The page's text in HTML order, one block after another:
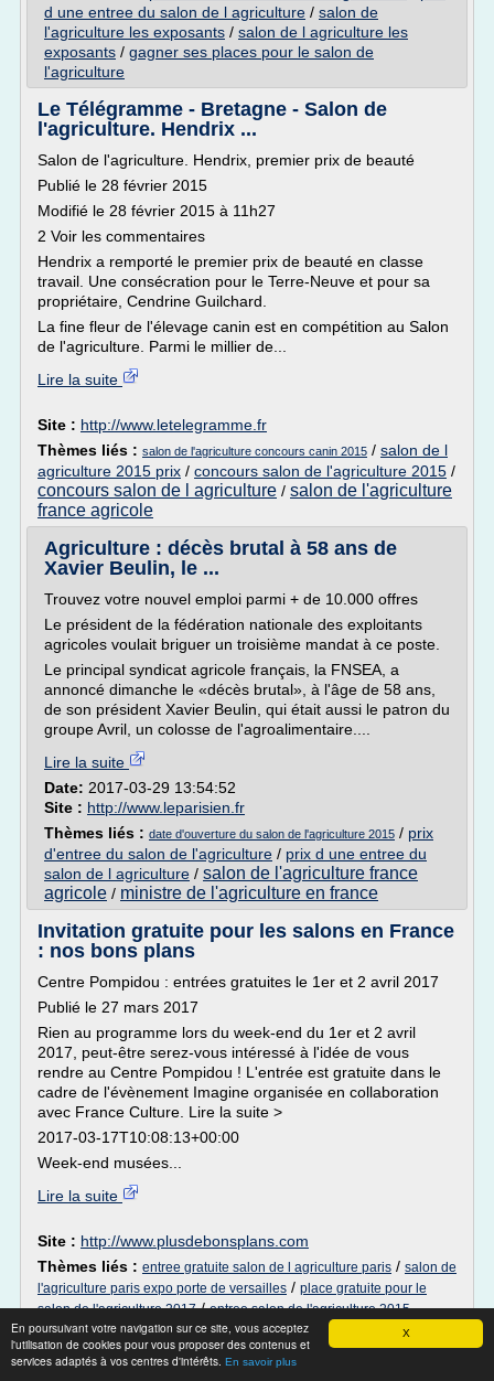
X
En poursuivant votre navigation sur ce site, vous acceptez
l'utilisation de cookies pour vous proposer des contenus et
services adaptés à vos centres d'intérêts. En savoir plus
d une entree du salon de l agriculture / salon de
l'agriculture les exposants / salon de l agriculture les
exposants / gagner ses places pour le salon de
l'agriculture
Le Télégramme - Bretagne - Salon de
l'agriculture. Hendrix ...
Salon de l'agriculture. Hendrix, premier prix de beauté
Publié le 28 février 2015
Modifié le 28 février 2015 à 11h27
2 Voir les commentaires
Hendrix a remporté le premier prix de beauté en classe
travail. Une consécration pour le Terre-Neuve et pour sa
propriétaire, Cendrine Guilchard.
La fine fleur de l'élevage canin est en compétition au Salon
de l'agriculture. Parmi le millier de...
Lire la suite
Site : http://www.letelegramme.fr
Thèmes liés : salon de l'agriculture concours canin 2015 / salon de l
agriculture 2015 prix / concours salon de l'agriculture 2015 /
concours salon de l agriculture / salon de l'agriculture
france agricole
Agriculture : décès brutal à 58 ans de
Xavier Beulin, le ...
Trouvez votre nouvel emploi parmi + de 10.000 offres
Le président de la fédération nationale des exploitants
agricoles voulait briguer un troisième mandat à ce poste.
Le principal syndicat agricole français, la FNSEA, a
annoncé dimanche le «décès brutal», à l'âge de 58 ans,
de son président Xavier Beulin, qui était aussi le patron du
groupe Avril, un colosse de l'agroalimentaire....
Lire la suite
Date: 2017-03-29 13:54:52
Site : http://www.leparisien.fr
Thèmes liés : date d'ouverture du salon de l'agriculture 2015 / prix
d'entree du salon de l'agriculture / prix d une entree du
salon de l agriculture / salon de l'agriculture france
agricole / ministre de l'agriculture en france
Invitation gratuite pour les salons en France
: nos bons plans
Centre Pompidou : entrées gratuites le 1er et 2 avril 2017
Publié le 27 mars 2017
Rien au programme lors du week-end du 1er et 2 avril
2017, peut-être serez-vous intéressé à l'idée de vous
rendre au Centre Pompidou ! L'entrée est gratuite dans le
cadre de l'évènement Imagine organisée en collaboration
avec France Culture. Lire la suite >
2017-03-17T10:08:13+00:00
Week-end musées...
Lire la suite
Site : http://www.plusdebonsplans.com
Thèmes liés : entree gratuite salon de l agriculture paris / salon de
l'agriculture paris expo porte de versailles / place gratuite pour le
salon de l'agriculture 2017/entree salon de l'agriculture 2015
gratuite/entree gratuite pour le salon de l'agriculture
Salon de l'agriculture : "On n'attend plus